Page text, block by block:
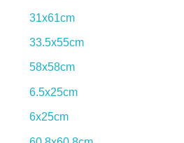
31x61cm
33.5x55cm
58x58cm
6.5x25cm
6x25cm